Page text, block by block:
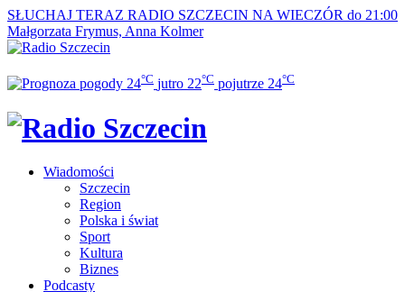
SŁUCHAJ TERAZ RADIO SZCZECIN NA WIECZÓR do 21:00
Małgorzata Frymus, Anna Kolmer
24°C jutro 22°C pojutrze 24°C
Wiadomości
Szczecin
Region
Polska i świat
Sport
Kultura
Biznes
Podcasty